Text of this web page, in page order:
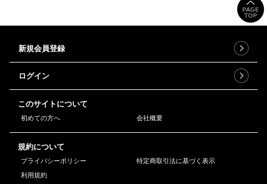
新規会員登録
ログイン
このサイトについて
初めての方へ 会社概要
規約について
プライバシーポリシー
特定商取引法に基づく表示
利用規約